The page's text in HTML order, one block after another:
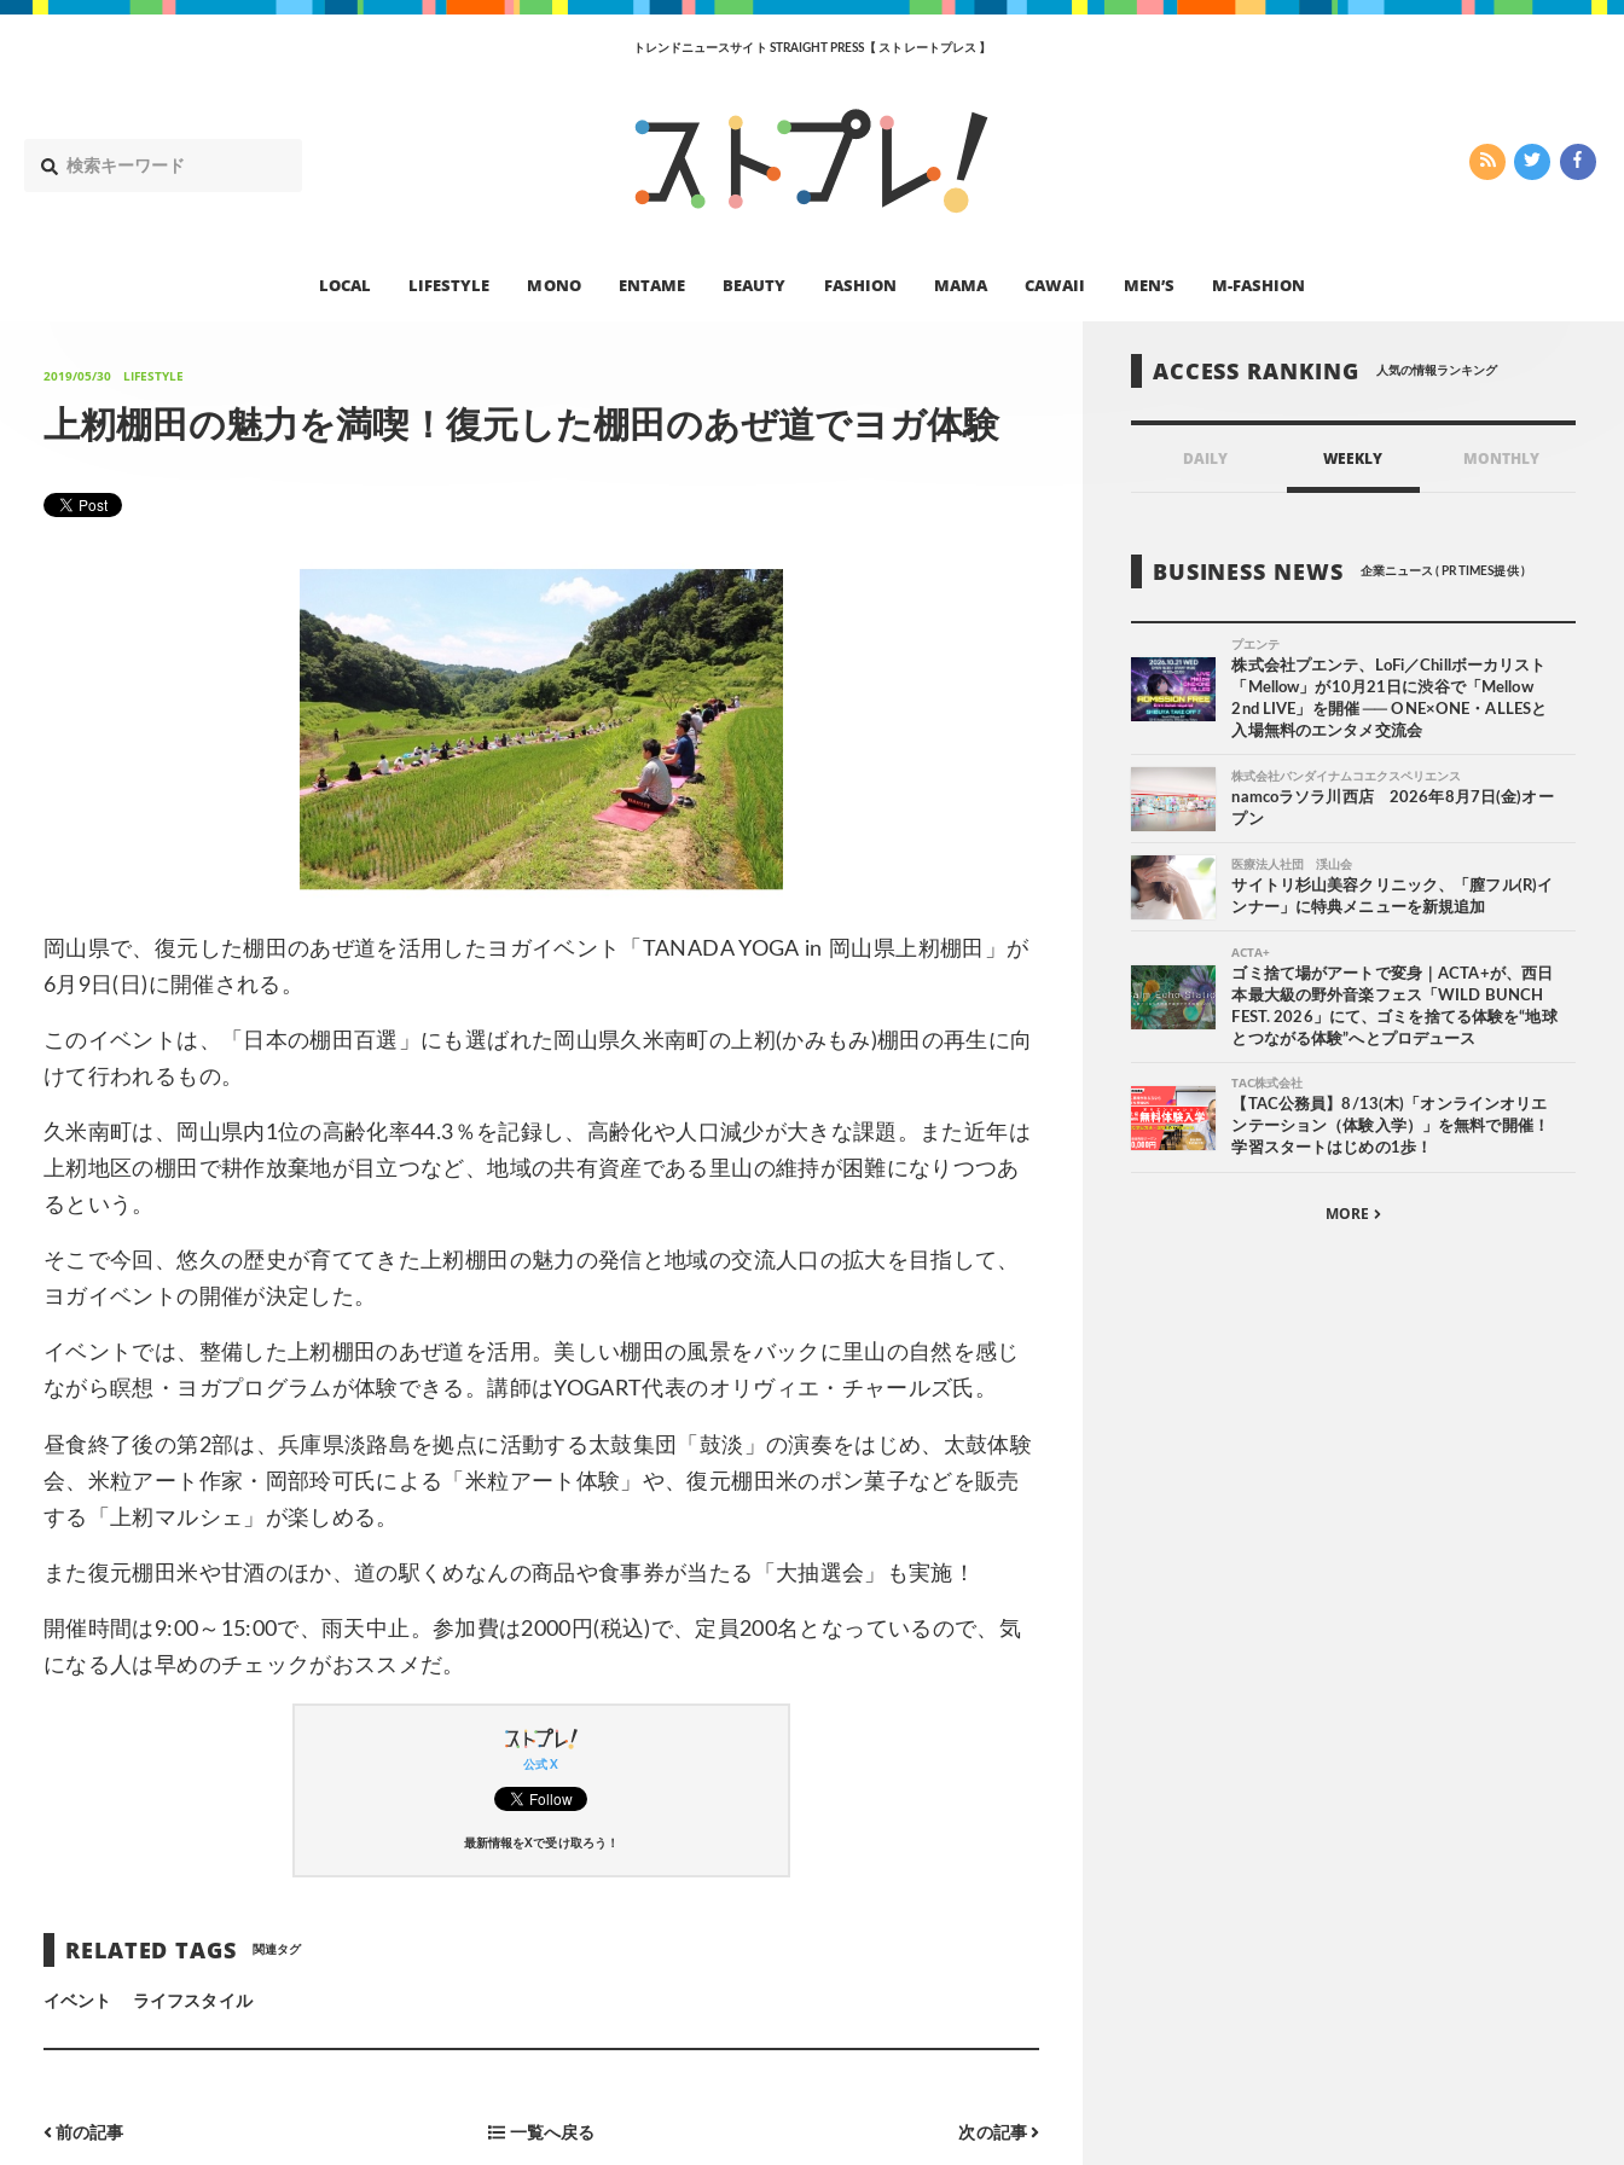
トレンドニュースサイト STRAIGHT PRESS【 ストレートプレス 】
LOCAL LIFESTYLE MONO ENTAME BEAUTY FASHION MAMA CAWAII MEN’S M-FASHION
2019/05/30 LIFESTYLE
上籾棚田の魅力を満喫！復元した棚田のあぜ道でヨガ体験
岡山県で、復元した棚田のあぜ道を活用したヨガイベント「TANADA YOGA in 岡山県上籾棚田」が
6月9日(日)に開催される。
このイベントは、「日本の棚田百選」にも選ばれた岡山県久米南町の上籾(かみもみ)棚田の再生に向
けて行われるもの。
久米南町は、岡山県内1位の高齢化率44.3％を記録し、高齢化や人口減少が大きな課題。また近年は
上籾地区の棚田で耕作放棄地が目立つなど、地域の共有資産である里山の維持が困難になりつつあ
るという。
そこで今回、悠久の歴史が育ててきた上籾棚田の魅力の発信と地域の交流人口の拡大を目指して、
ヨガイベントの開催が決定した。
イベントでは、整備した上籾棚田のあぜ道を活用。美しい棚田の風景をバックに里山の自然を感じ
ながら瞑想・ヨガプログラムが体験できる。講師はYOGART代表のオリヴィエ・チャールズ氏。
昼食終了後の第2部は、兵庫県淡路島を拠点に活動する太鼓集団「鼓淡」の演奏をはじめ、太鼓体験
会、米粒アート作家・岡部玲可氏による「米粒アート体験」や、復元棚田米のポン菓子などを販売
する「上籾マルシェ」が楽しめる。
また復元棚田米や甘酒のほか、道の駅くめなんの商品や食事券が当たる「大抽選会」も実施！
開催時間は9:00～15:00で、雨天中止。参加費は2000円(税込)で、定員200名となっているので、気
になる人は早めのチェックがおススメだ。
公式 X
最新情報をXで受け取ろう！
RELATED TAGS 関連タグ
イベント ライフスタイル
前の記事 一覧へ戻る 次の記事
ACCESS RANKING 人気の情報ランキング
DAILY WEEKLY MONTHLY
BUSINESS NEWS 企業ニュース ( PR TIMES提供 )
プエンテ
株式会社プエンテ、LoFi／Chillボーカリスト
「Mellow」が10月21日に渋谷で「Mellow
2nd LIVE」を開催 ── ONE×ONE・ALLESと
入場無料のエンタメ交流会
株式会社バンダイナムコエクスペリエンス
namcoラソラ川西店 2026年8月7日(金)オー
プン
医療法人社団 渓山会
サイトリ杉山美容クリニック、「膣フル(R)イ
ンナー」に特典メニューを新規追加
ACTA+
ゴミ捨て場がアートで変身｜ACTA+が、西日
本最大級の野外音楽フェス「WILD BUNCH
FEST. 2026」にて、ゴミを捨てる体験を“地球
とつながる体験”へとプロデュース
TAC株式会社
【TAC公務員】8/13(木)「オンラインオリエ
ンテーション（体験入学）」を無料で開催！
学習スタートはじめの1歩！
MORE